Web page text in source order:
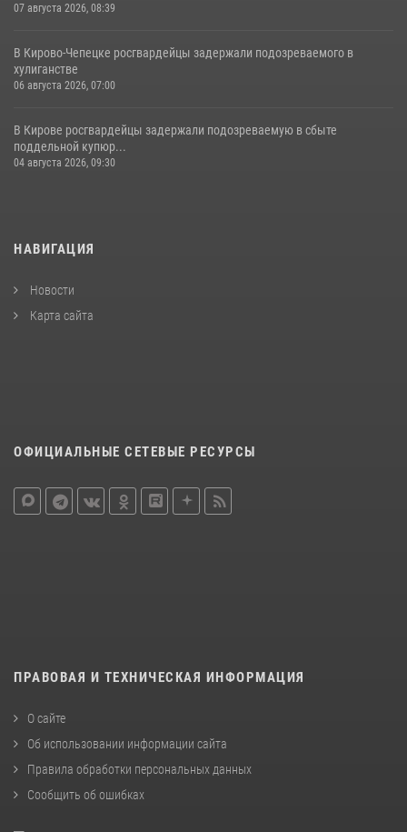
07 августа 2026, 08:39
В Кирово-Чепецке росгвардейцы задержали подозреваемого в
хулиганстве
06 августа 2026, 07:00
В Кирове росгвардейцы задержали подозреваемую в сбыте
поддельной купюр...
04 августа 2026, 09:30
НАВИГАЦИЯ
Новости
Карта сайта
ОФИЦИАЛЬНЫЕ СЕТЕВЫЕ РЕСУРСЫ
ПРАВОВАЯ И ТЕХНИЧЕСКАЯ ИНФОРМАЦИЯ
О сайте
Об использовании информации сайта
Правила обработки персональных данных
Сообщить об ошибках